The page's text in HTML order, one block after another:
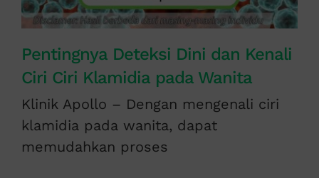
Pentingnya Deteksi Dini dan Kenali
Ciri Ciri Klamidia pada Wanita
Klinik Apollo – Dengan mengenali ciri
klamidia pada wanita, dapat
memudahkan proses